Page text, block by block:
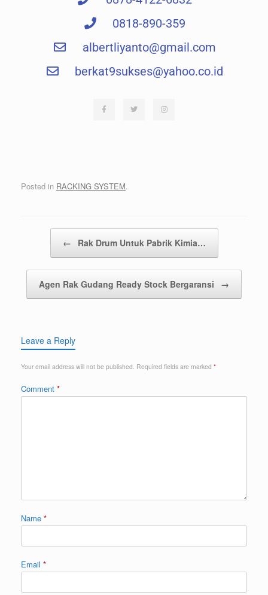
0818-890-359
albertliyanto@gmail.com​
berkat9sukses@yahoo.co.id
Posted in RACKING SYSTEM.
← Rak Drum Untuk Pabrik Kimia…
Agen Rak Gudang Ready Stock Bergaransi →
Leave a Reply
Your email address will not be published. Required fields are marked *
Comment *
Name *
Email *